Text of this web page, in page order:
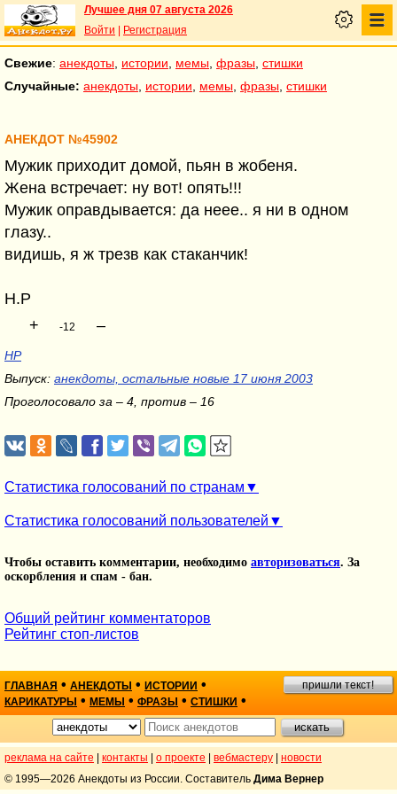
Лучшее дня 07 августа 2026
Войти
Регистрация
Свежие: анекдоты истории мемы фразы стишки
Случайные: анекдоты истории мемы фразы стишки
АНЕКДОТ №45902
Мужик приходит домой, пьян в жобеня.
Жена встречает: ну вот! опять!!!
Мужик оправдывается: да неее.. я ни в одном
глазу..
видишь, я ж трезв как стаканчик!
H.P
+
-12 –
НР
Выпуск: анекдоты, остальные новые 17 июня 2003
Проголосовало за – 4, против – 16
Статистика голосований по странам
Статистика голосований пользователей
Чтобы оставить комментарии, необходимо авторизоваться. За
оскорбления и спам - бан.
Общий рейтинг комментаторов
Рейтинг стоп-листов
ГЛАВНАЯ • АНЕКДОТЫ • ИСТОРИИ •
КАРИКАТУРЫ • МЕМЫ • ФРАЗЫ • СТИШКИ •
пришли текст!
реклама на сайте контакты о проекте вебмастеру
новости
© 1995—2026 Анекдоты из России. Составитель Дима Вернер